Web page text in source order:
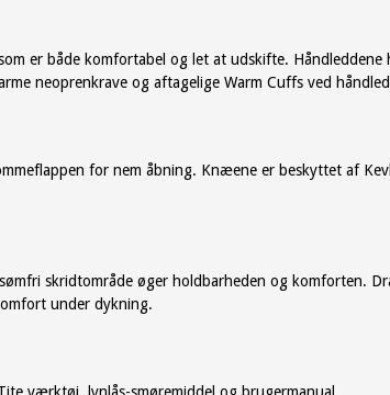
er både komfortabel og let at udskifte.
neoprenkrave og aftagelige Warm Cuffs ved
for nem åbning. Knæene er beskyttet af
skridtområde øger holdbarheden og komforten.
under dykning.